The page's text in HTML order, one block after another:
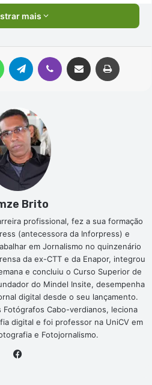
mais
WhatsAppTelegram Viber Compartilhar via e-mail
Brito
profissional, fez a sua formação
(antecessora da Inforpress) e
em Jornalismo no quinzenário
da ex-CTT e da Enapor, integrou
e concluiu o Curso Superior de
do Mindel Insite, desempenha
digital desde o seu lançamento.
Fotógrafos Cabo-verdianos, leciona
digital e foi professor na UniCV em
e Fotojornalismo.